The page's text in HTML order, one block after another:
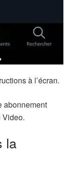
à l’écran.
abonnement
Video.
la